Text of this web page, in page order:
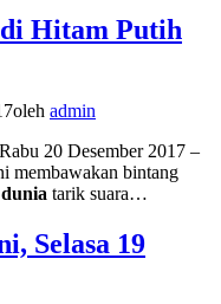
Hitam Putih
oleh admin
20 Desember 2017 –
membawakan bintang
dunia tarik suara…
Selasa 19